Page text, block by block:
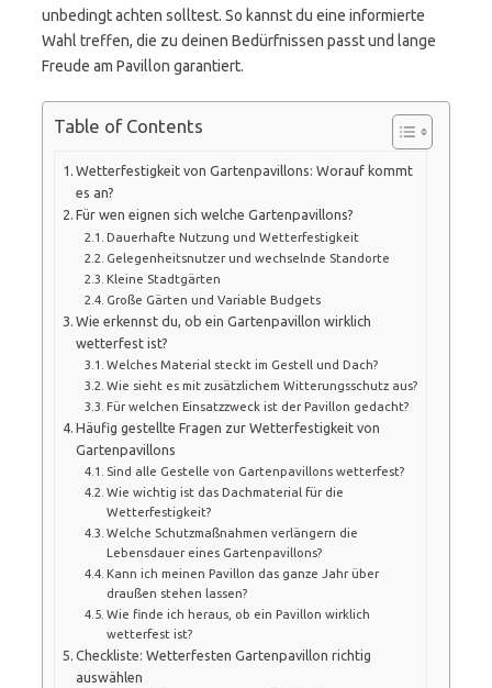
unbedingt achten solltest. So kannst du eine informierte
Wahl treffen, die zu deinen Bedürfnissen passt und lange
Freude am Pavillon garantiert.
Table of Contents
Wetterfestigkeit von Gartenpavillons: Worauf kommt
es an?
Für wen eignen sich welche Gartenpavillons?
Dauerhafte Nutzung und Wetterfestigkeit
Gelegenheitsnutzer und wechselnde Standorte
Kleine Stadtgärten
Große Gärten und Variable Budgets
Wie erkennst du, ob ein Gartenpavillon wirklich
wetterfest ist?
Welches Material steckt im Gestell und Dach?
Wie sieht es mit zusätzlichem Witterungsschutz aus?
Für welchen Einsatzzweck ist der Pavillon gedacht?
Häufig gestellte Fragen zur Wetterfestigkeit von
Gartenpavillons
Sind alle Gestelle von Gartenpavillons wetterfest?
Wie wichtig ist das Dachmaterial für die
Wetterfestigkeit?
Welche Schutzmaßnahmen verlängern die
Lebensdauer eines Gartenpavillons?
Kann ich meinen Pavillon das ganze Jahr über
draußen stehen lassen?
Wie finde ich heraus, ob ein Pavillon wirklich
wetterfest ist?
Checkliste: Wetterfesten Gartenpavillon richtig
auswählen